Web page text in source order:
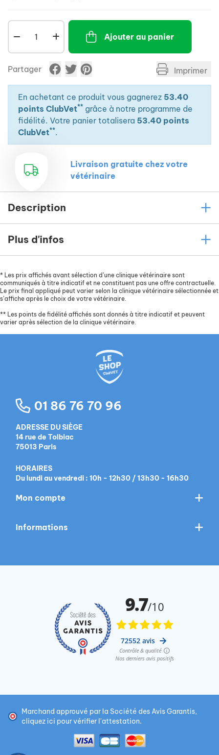
Ajouter au panier
Partager Imprimer
En achetant ce produit vous gagnerez 53.40
points ClubVet** grâce à notre programme de
fidélité. Votre panier totalisera 53.40 points
ClubVet**.
Livraison gratuite chez votre
vétérinaire
Description
Plus d'infos
* Les prix affichés avant sélection d’une clinique vétérinaire sont
communiqués à titre indicatif et ne constituent pas une offre contractuelle.
Le prix final appliqué peut varier selon la clinique vétérinaire sélectionnée et
s’affiche après le choix de votre vétérinaire.
** Les points de fidélité affichés sont donnés à titre indicatif et peuvent
varier après sélection de la clinique vétérinaire.
01 86 76 70 96
ADRESSE DU SIÈGE
14 rue de Tolbiac
75013 Paris
HORAIRES
Du lundi au vendredi : 10h - 12h30 / 13h30 - 16h30
Mon compte
Informations
Marchand approuvé par la Société des Avis Garantis,
cliquez ici pour vérifier l'attestation.